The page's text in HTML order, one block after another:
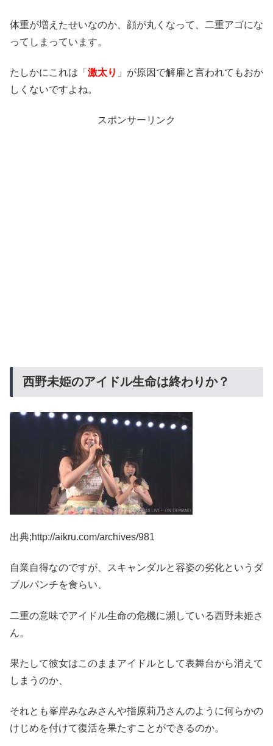
体重が増えたせいなのか、顔が丸くなって、二重アゴにな
ってしまっています。
たしかにこれは「 激太り 」が原因で解雇と言われてもおか
しくないですよね。
スポンサーリンク
西野未姫のアイドル生命は終わりか？
出典;http://aikru.com/archives/981
自業自得なのですが、スキャンダルと容姿の劣化というダ
ブルパンチを食らい、
二重の意味でアイドル生命の危機に瀕している西野未姫さ
ん。
果たして彼女はこのままアイドルとして表舞台から消えて
しまうのか、
それとも峯岸みなみさんや指原莉乃さんのように何らかの
けじめを付けて復活を果たすことができるのか。